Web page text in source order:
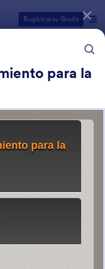
Registrarse Gratis
para la